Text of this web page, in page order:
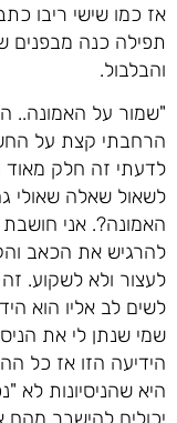
אז כמו שישי ריבו
תפילה כנה מבפנים
והבלבול.
"שמור על האמונה..
הרחבתי קצת על
לדעתי זה חלק מאוד
לשאול שאלה שאולי
האמונה?. אני
להרגיש את הכאב
לעצור ולא לשקוע.
לשים לב אליו הוא
שמי שנתן לי את
הידיעה הזו אז כל
היא שהניסיונות לא